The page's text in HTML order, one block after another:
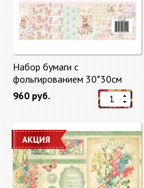
Набор бумаги с
фольгированием 30*30см
Сладкая весна "Sweet Spring"
8 листов Prima Marketing
960 руб.